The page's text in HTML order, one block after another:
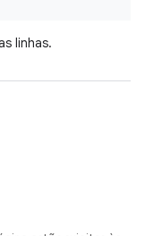
linhas.